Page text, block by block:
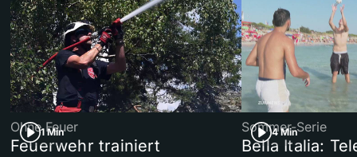
1 Min
Ohne Feuer
Feuerwehr trainiert
4 Min
Sommer-Serie
Bella Italia: